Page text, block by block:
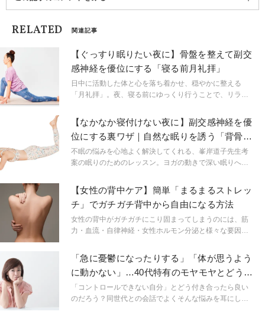
RELATED 関連記事
【ぐっすり眠りたい夜に】骨盤を整えて副交
感神経を優位にする「寝る前月礼拝」
日中に活動した体と心を落ち着かせ、穏やかに整える
「月礼拝」。夜、寝る前にゆっくり行うことで、リラッ
れます。
【なかなか寝付けない夜に】副交感神経を優
位にする裏ワザ｜自然な眠りを誘う「背骨ゆ
るめヨガ」
不眠の悩みを心地よく解決してくれる、峯岸道子先生考
案の眠りのためのレッスン。ヨガの動きで深い眠りへと
て。
【女性の背中ケア】簡単「まるまるストレッ
チ」でガチガチ背中から自由になる方法
女性の背中がガチガチにこり固まってしまうのには、筋
力・血流・自律神経・女性ホルモン分泌と様々な要因が
体がスッキリとして深い呼吸ができるようになり、自律
神経ー女性ホルモンバランスを整えるきっかけとなり、
ボディラインも整ってくるという良いことばかりです。
今回は背中上部の筋肉「僧帽筋」をポイントにした、簡
単にできる「まるまるストレッチ」をご紹介します。
「急に憂鬱になったりする」「体が思うよう
に動かない」…40代特有のモヤモヤとどう付
き合う？
「コントロールできない自分」とどう付き合ったら良い
のだろう？同世代との会話でよくそんな悩みを耳にしま